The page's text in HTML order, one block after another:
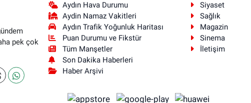
pek çok
Aydın Hava Durumu
Aydin Namaz Vakitleri
Aydın Trafik Yoğunluk Haritası
Puan Durumu ve Fikstür
Tüm Manşetler
Son Dakika Haberleri
Haber Arşivi
Siyaset
Sağlık
Magazin
Sinema
İletişim